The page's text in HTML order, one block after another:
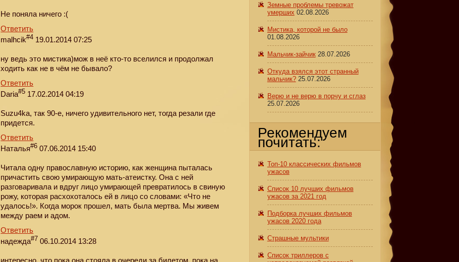
Hе поняла ничего :(
Ответить
malhcik#4 19.01.2014 07:25
ну ведь это мистика)мож в неё кто-то вселился и продолжал
ходить как не в чём не бывало?
Ответить
Daria#5 17.02.2014 04:19
Suzu4ka, так 90-е, ничего удивительного нет, тогда резали где
придется.
Ответить
Наталья#6 07.06.2014 15:40
Читала одну православную историю, как женщина пыталась
причастить свою умирающую мать-атеистку. Она с ней
разговаривала и вдруг лицо умирающей превратилось в свиную
рожу, которая расхохоталось ей в лицо со словами: «Что не
удалось!». Когда морок прошел, мать была мертва. Мы живем
между раем и адом.
Ответить
надежда#7 06.10.2014 13:28
Земные проблемы тревожат
умерших 02.08.2026
Мистика, которой не было
01.08.2026
Мальчик-зайчик 28.07.2026
Откуда взялся этот странный
мальчик? 25.07.2026
Верю и не верю в порчу и сглаз
25.07.2026
Рекомендуем
почитать:
Топ-10 классических фильмов
ужасов
Список 10 лучших фильмов
ужасов за 2021 год
Подборка лучших фильмов
ужасов 2020 года
Страшные мультики
Список триллеров с